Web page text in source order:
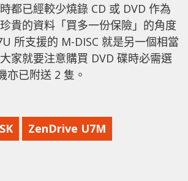
都已經較少燒錄 CD 或 DVD 作為
貴的資料「買多一份保險」的角度
所支援的 M-DISC 就是另一個相當
家就要注意購買 DVD 碟時必需選
亦已附送 2 隻。
ZenDrive U7M